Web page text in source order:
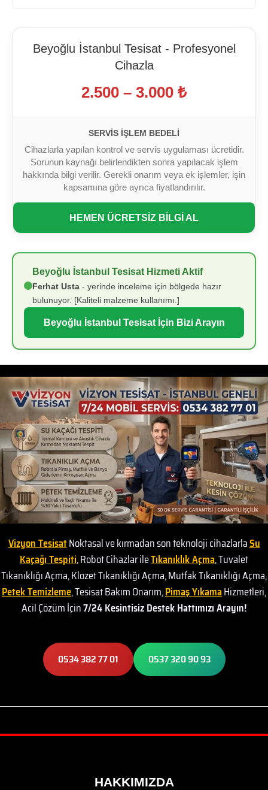
Beyoğlu İstanbul Tesisat - Profesyonel
Cihazla
2.500 – 3.000 ₺
SERVIS İŞLEM BEDELI
Cihazlarla yapılan kontrol ve servis uygulaması ücretidir.
Sorunun kaynağı belirlendikten sonra yapılacak işlem
hakkında bilgi verilir. Gerekli onarım veya ek işlemler, işin
kapsamına göre ayrıca fiyatlandırılır.
HEMEN ÜCRETSİZ BİLGİ AL
Beyoğlu İstanbul Tesisat Hizmeti Aktif
Ferhat Usta - yerinde inceleme için bölgede hazır
bulunuyor. [Kaliteli malzeme kullanımı.]
Beyoğlu İstanbul Tesisat İçin Bizi Arayın
Vizyon TesisatNoktasal ve kırmadan son teknoloji cihazlarlaSu
Kaçağı Tespiti, Robot Cihazlar ileTıkanıklık Açma, Tuvalet
Tıkanıklığı Açma, Klozet Tıkanıklığı Açma, Mutfak Tıkanıklığı Açma,
Petek Temizleme, Tesisat Bakım Onarım,Pimaş YıkamaHizmetleri,
Acil Çözüm İçin7/24 Kesintisiz Destek Hattımızı Arayın!
0534 382 77 01 0537 320 90 93
HAKKIMIZDA